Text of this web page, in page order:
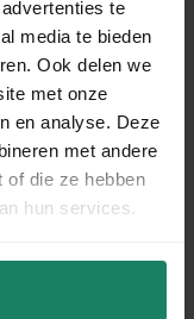
te
media te bieden
Ook delen we
met onze
en analyse. Deze
met andere
of die ze hebben
hun services.